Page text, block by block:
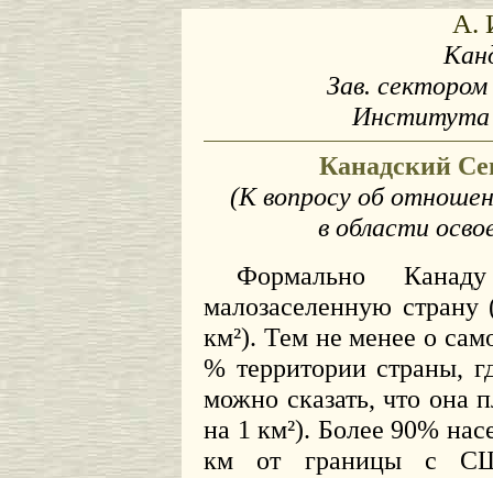
А.
Зав. сектором
Канадский
(К вопросу об
в области
Формально
малозаселенную
км²). Тем не менее о
% территории страны,
можно сказать, что она
на 1 км²). Более 90%
км от границы с